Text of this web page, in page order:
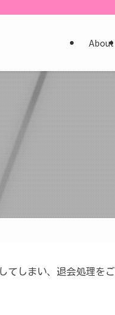
About
しまい、退会処理を